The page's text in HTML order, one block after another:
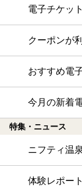
電子チケッ
クーポンが
おすすめ電
今月の新着
特集・ニュース
ニフティ温
体験レポート